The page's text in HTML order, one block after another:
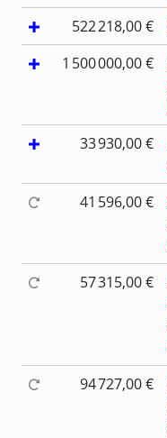
522 218,00 €
1 500 000,00 €
33 930,00 €
41 596,00 €
57 315,00 €
94 727,00 €